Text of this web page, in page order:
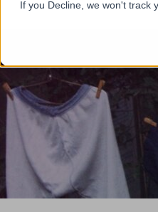
If you Decline, we won't track